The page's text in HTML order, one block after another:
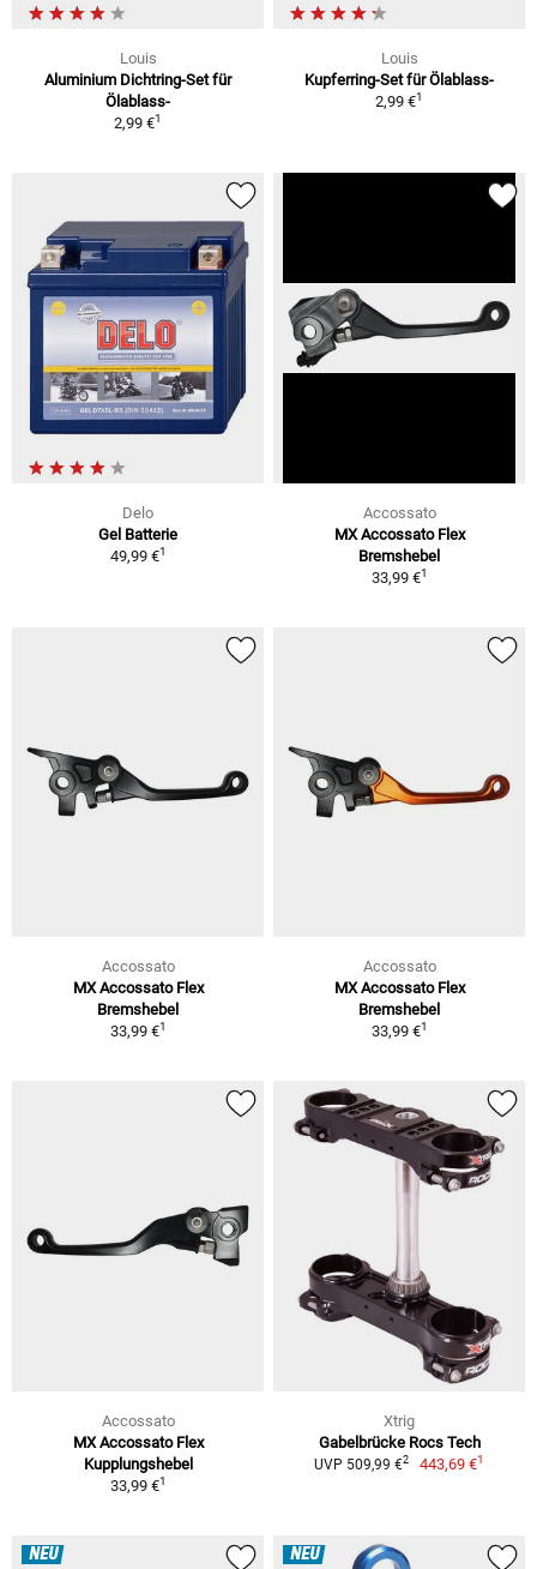
Louis
Aluminium Dichtring-Set für
Ölablass-
2,99 €1
Louis
Kupferring-Set für Ölablass-
2,99 €1
Delo
Gel Batterie
49,99 €1
Accossato
MX Accossato Flex
Bremshebel
33,99 €1
Accossato
MX Accossato Flex
Bremshebel
33,99 €1
Accossato
MX Accossato Flex
Bremshebel
33,99 €1
Accossato
MX Accossato Flex
Kupplungshebel
33,99 €1
Xtrig
Gabelbrücke Rocs Tech
UVP 509,99 €2 443,69 €1
NEU NEU